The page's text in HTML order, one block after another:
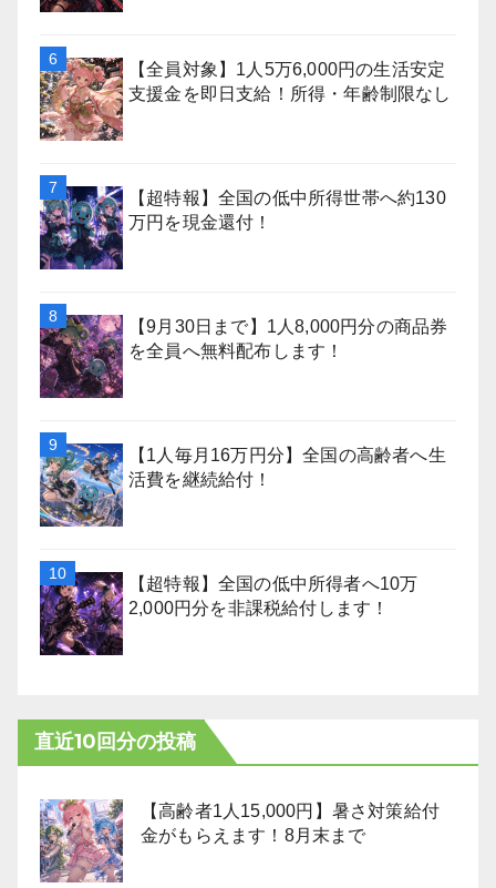
【全員対象】1人5万6,000円の生活安定
支援金を即日支給！所得・年齢制限なし
【超特報】全国の低中所得世帯へ約130
万円を現金還付！
【9月30日まで】1人8,000円分の商品券
を全員へ無料配布します！
【1人毎月16万円分】全国の高齢者へ生
活費を継続給付！
【超特報】全国の低中所得者へ10万
2,000円分を非課税給付します！
直近10回分の投稿
【高齢者1人15,000円】暑さ対策給付
金がもらえます！8月末まで